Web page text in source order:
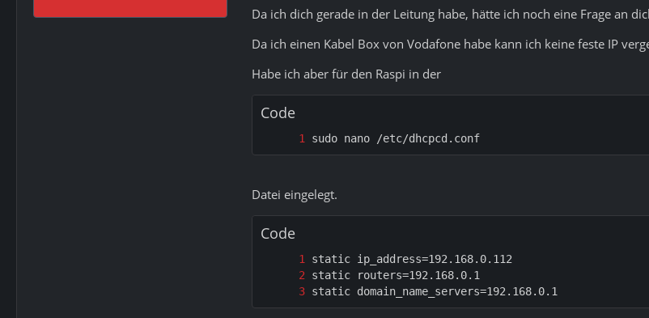
Da ich dich gerade in der Leitung habe, hätte ich noch eine Frage an
Da ich einen Kabel Box von Vodafone habe kann ich keine feste IP
Habe ich aber für den Raspi in der
Code
sudo nano /etc/dhcpcd.conf
Datei eingelegt.
Code
static domain_name_servers=192.168.0.1